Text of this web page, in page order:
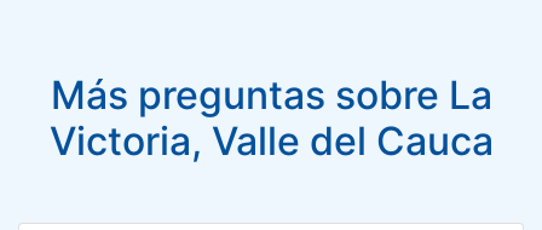
Más preguntas sobre La
Victoria, Valle del Cauca